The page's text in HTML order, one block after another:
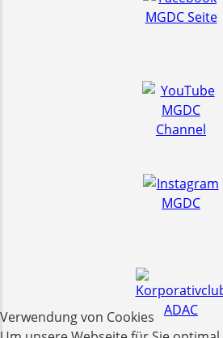
Verwendung von Cookies